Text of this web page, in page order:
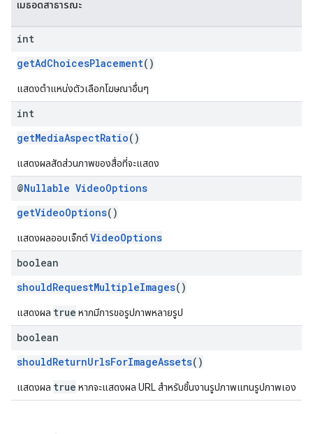
เมธอดสาธารณะ
int
getAdChoicesPlacement()
แสดงตำแหน่งตัวเลือกโฆษณาอื่นๆ
int
getMediaAspectRatio()
แสดงผลสัดส่วนภาพของสื่อที่จะแสดง
@Nullable VideoOptions
getVideoOptions()
แสดงผลออบเจ็กต์VideoOptions
boolean
shouldRequestMultipleImages()
แสดงผล true หากมีการขอรูปภาพหลายรูป
boolean
shouldReturnUrlsForImageAssets()
แสดงผล true หากจะแสดงผล URL สำหรับชิ้นงานรูปภาพแทนรูปภาพเอง